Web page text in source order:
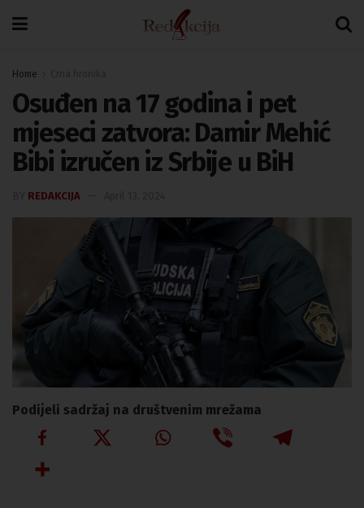
Home
Osuđen na 17 godina i pet
mjeseci zatvora: Damir Mehić
Bibi izručen iz Srbije u BiH
REDAKCIJA
Podijeli sadržaj na društvenim mrežama